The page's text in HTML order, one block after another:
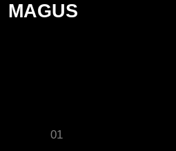
MAGUS
01